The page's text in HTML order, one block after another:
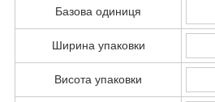
Базова одиниця
Ширина упаковки
Висота упаковки